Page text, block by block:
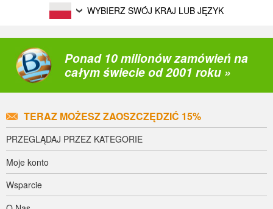
WYBIERZ SWÓJ KRAJ LUB JĘZYK
Ponad 10 milionów zamówień na
całym świecie od 2001 roku »
TERAZ MOŻESZ ZAOSZCZĘDZIĆ 15%
PRZEGLĄDAJ PRZEZ KATEGORIE
Moje konto
Wsparcie